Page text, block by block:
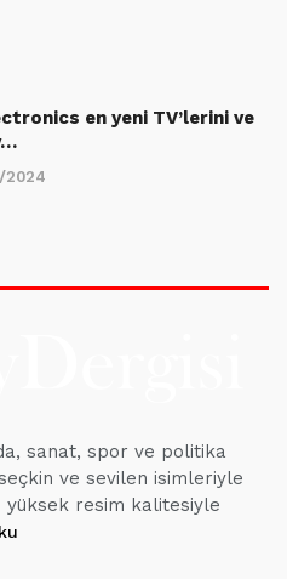
en yeni TV’lerini ve
2024
sanat, spor ve politika
ve sevilen isimleriyle
resim kalitesiyle